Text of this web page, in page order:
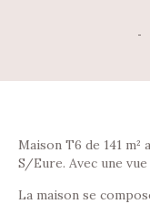
Maison T6 de 141
S/Eure. Avec une
La maison se